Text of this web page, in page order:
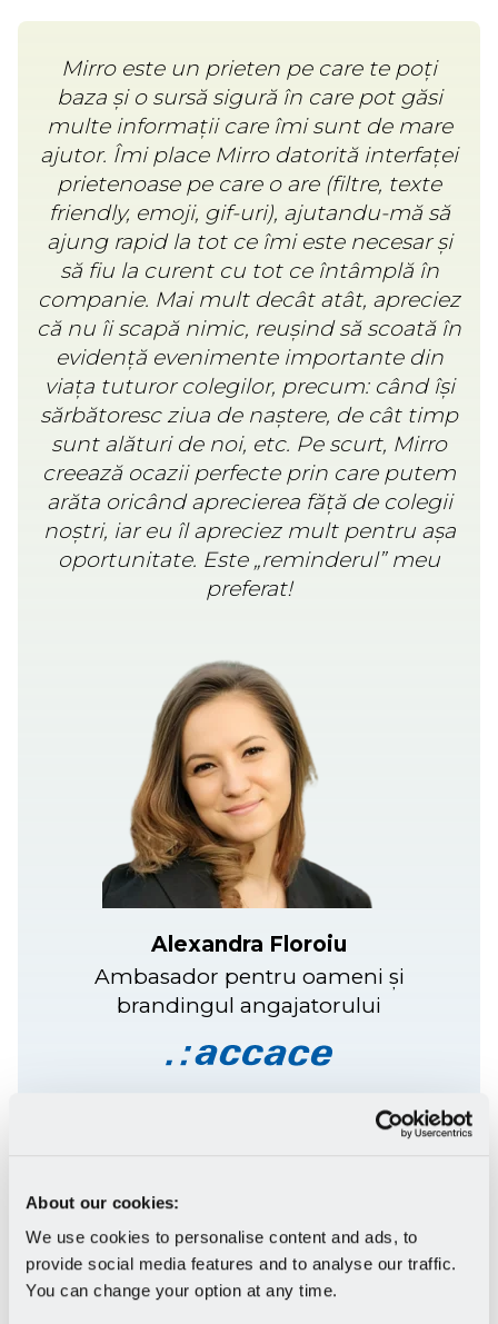
About our cookies:
We use cookies to personalise content and ads, to
provide social media features and to analyse our traffic.
You can change your option at any time.
Mirro este un prieten pe care te poți
baza și o sursă sigură în care pot găsi
multe informații care îmi sunt de mare
ajutor. Îmi place Mirro datorită interfaței
prietenoase pe care o are (filtre, texte
friendly, emoji, gif-uri), ajutandu-mă să
ajung rapid la tot ce îmi este necesar și
să fiu la curent cu tot ce întâmplă în
companie. Mai mult decât atât, apreciez
că nu îi scapă nimic, reușind să scoată în
evidență evenimente importante din
viața tuturor colegilor, precum: când își
sărbătoresc ziua de naștere, de cât timp
sunt alături de noi, etc. Pe scurt, Mirro
creează ocazii perfecte prin care putem
arăta oricând aprecierea făță de colegii
noștri, iar eu îl apreciez mult pentru așa
oportunitate. Este „reminderul” meu
preferat!
Alexandra Floroiu
Ambasador pentru oameni și
brandingul angajatorului
Apreciez în mod special partea de
engagement, feedback și
managementul performanței. În plus,